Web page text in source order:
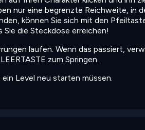
nur eine begrenzte Reichweite, in
können Sie sich mit den
Sie die Steckdose erreichen!
laufen. Wenn das passiert,
zum Springen.
Level neu starten müssen.